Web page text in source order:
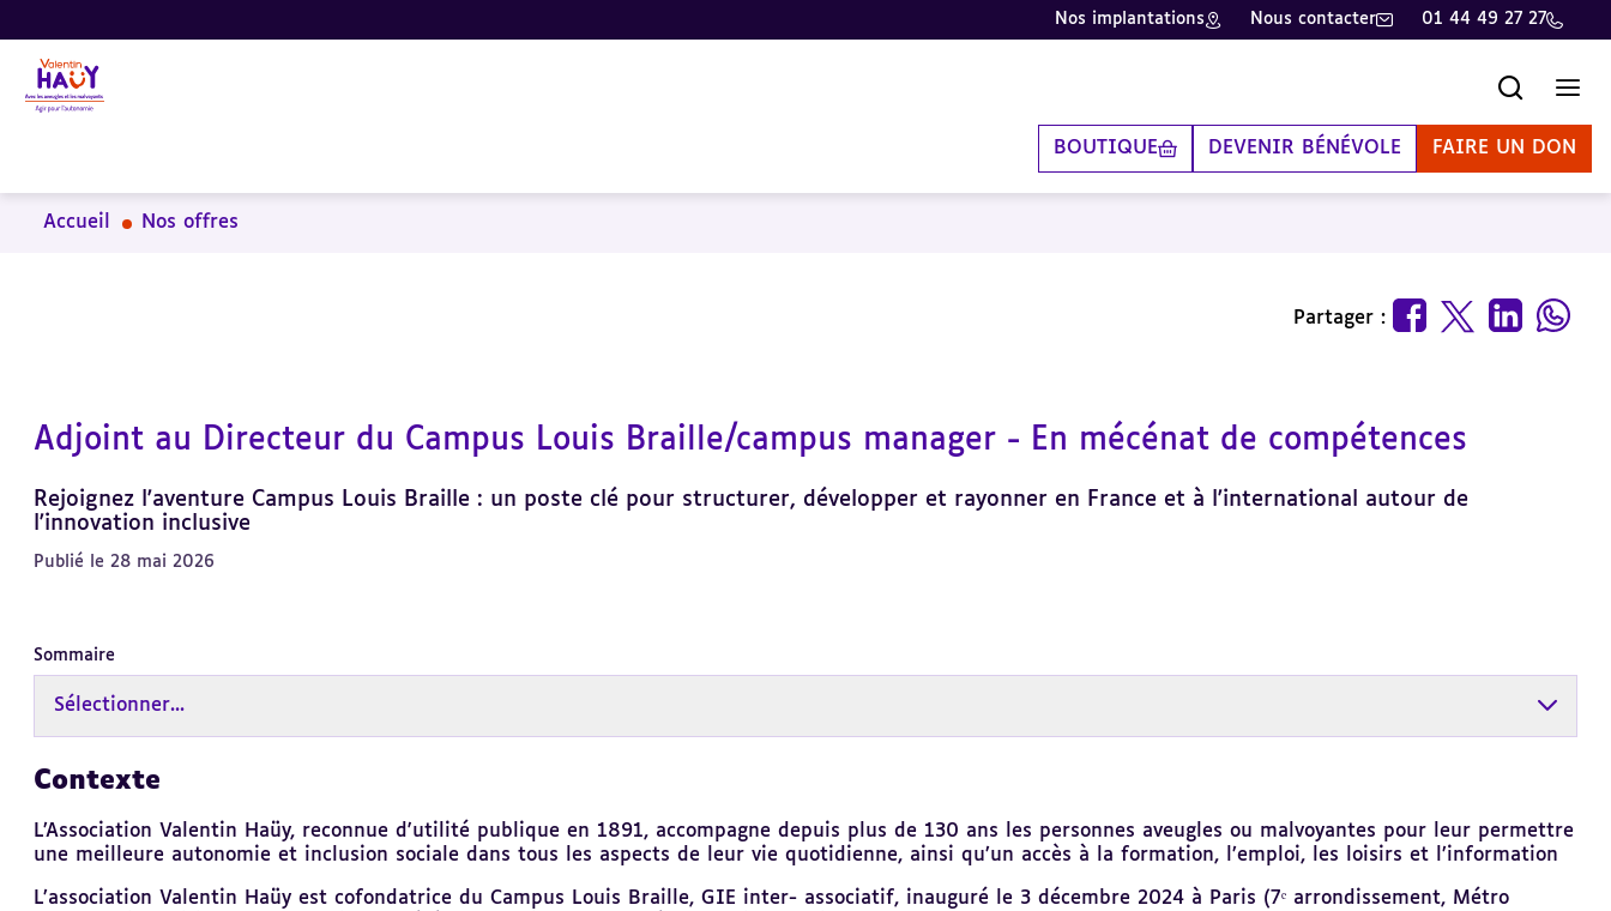
Aller
au
contenu
principal
Aller
au
pied
de
Aller
à
la
recherche
Nos implantations Nous contacter 01 44 49 27 27
BOUTIQUE DEVENIR BÉNÉVOLE FAIRE UN DON
Accueil Nos offres
Partager :
Adjoint au Directeur du Campus Louis Braille/campus manager - En mécénat de compétences
Rejoignez l'aventure Campus Louis Braille : un poste clé pour structurer, développer et rayonner en France et à l'international autour de
l'innovation inclusive
Publié le 28 mai 2026
Sommaire
Sélectionner...
Contexte
L’Association Valentin Haüy, reconnue d'utilité publique en 1891, accompagne depuis plus de 130 ans les personnes aveugles ou malvoyantes pour leur permettre
une meilleure autonomie et inclusion sociale dans tous les aspects de leur vie quotidienne, ainsi qu’un accès à la formation, l’emploi, les loisirs et l’information
L’association Valentin Haüy est cofondatrice du Campus Louis Braille, GIE inter- associatif, inauguré le 3 décembre 2024 à Paris (7ᵉ arrondissement, Métro
Revenir
sommaire